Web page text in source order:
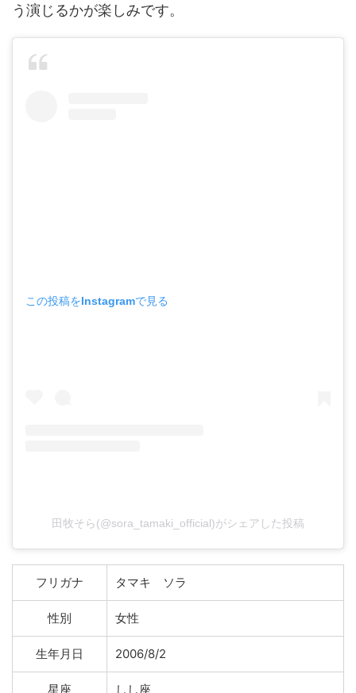
う演じるかが楽しみです。
この投稿をInstagramで見る
田牧そら(@sora_tamaki_official)がシェアした投稿
フリガナ タマキ ソラ
性別 女性
生年月日 2006/8/2
星座 しし座